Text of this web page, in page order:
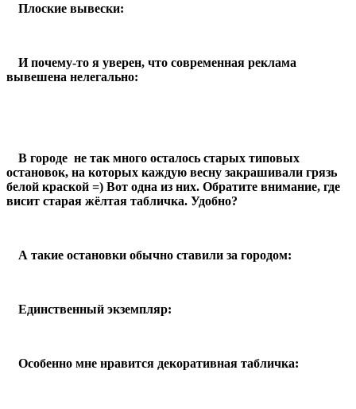
Плоские вывески:
И почему-то я уверен, что современная реклама
вывешена нелегально:
В городе не так много осталось старых типовых
остановок, на которых каждую весну закрашивали грязь
белой краской =) Вот одна из них. Обратите внимание, где
висит старая жёлтая табличка. Удобно?
А такие остановки обычно ставили за городом:
Единственный экземпляр:
Особенно мне нравится декоративная табличка: